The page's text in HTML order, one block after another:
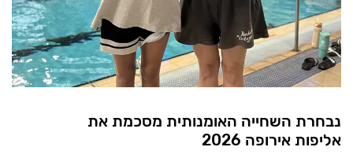
נבחרת השחייה האומנותית מסכמת את
אליפות אירופה 2026